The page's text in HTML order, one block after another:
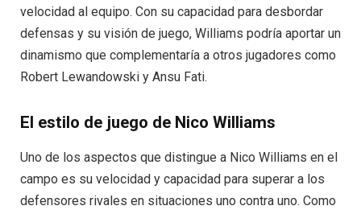
velocidad al equipo. Con su capacidad para desbordar
defensas y su visión de juego, Williams podría aportar un
dinamismo que complementaría a otros jugadores como
Robert Lewandowski y Ansu Fati.
El estilo de juego de Nico Williams
Uno de los aspectos que distingue a Nico Williams en el
campo es su velocidad y capacidad para superar a los
defensores rivales en situaciones uno contra uno. Como